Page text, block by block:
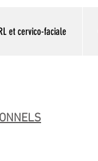
et cervico-faciale